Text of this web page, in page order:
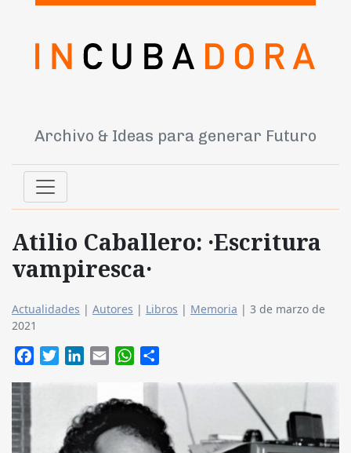
Archivo & Ideas para generar Futuro
Atilio Caballero: ·Escritura
vampiresca·
Actualidades | Autores | Libros | Memoria | 3 de marzo de
2021
FacebookTwitterLinkedIn
Email WhatsApp